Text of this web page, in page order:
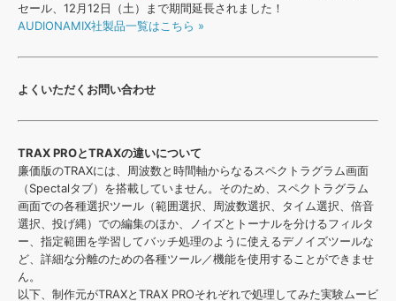
BGM »
APS
SLS
セール、12月12日（土）まで期間延長されました！
AUDIONAMIX社製品一覧はこちら »
よくいただくお問い合わせ
TRAX PROとTRAXの違いについて
廉価版のTRAXには、周波数と時間軸からなるスペクトラグラム画面
（Spectalタブ）を搭載していません。そのため、スペクトラグラム
画面での各種選択ツール（範囲選択、周波数選択、タイム選択、倍音
選択、投げ縄）での編集のほか、ノイズとトーナルを分けるフィルタ
ー、指定範囲を学習してバッチ処理のように使えるデノイズツールな
ど、詳細な分離のための各種ツール／機能を使用することができませ
ん。
以下、制作元がTRAXとTRAX PROそれぞれで処理してみた実験ムービ